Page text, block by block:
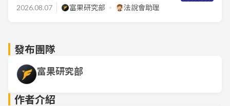
2026.08.07 富果研究部 法說會助理
發布團隊
富果研究部
作者介紹